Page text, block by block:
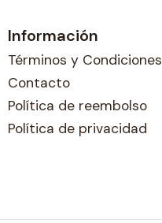
Información
Términos y Condiciones
Contacto
Política de reembolso
Política de privacidad